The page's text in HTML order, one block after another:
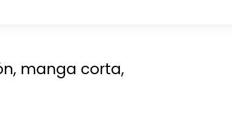
manga corta,